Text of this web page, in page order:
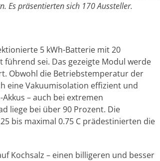
Es präsentierten sich 170 Aussteller.
5 kWh-Batterie mit 20
sei. Das gezeigte Modul werde
Obwohl die Betriebstemperatur der
eine Vakuumisolation effizient und
– auch bei extremen
liege bei über 90 Prozent. Die
bis maximal 0.75 C prädestinierten die
Kochsalz – einen billigeren und besser